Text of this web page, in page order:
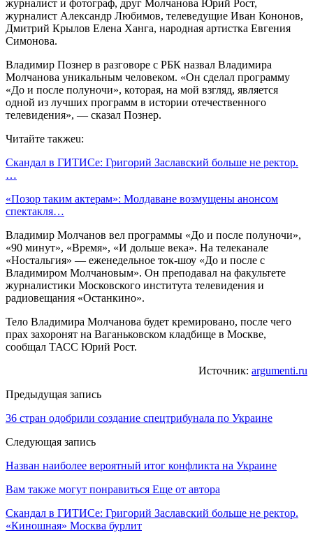
журналист и фотограф, друг Молчанова Юрий Рост,
журналист Александр Любимов, телеведущие Иван Кононов,
Дмитрий Крылов Елена Ханга, народная артистка Евгения
Симонова.
Владимир Познер в разговоре с РБК назвал Владимира
Молчанова уникальным человеком. «Он сделал программу
«До и после полуночи», которая, на мой взгляд, является
одной из лучших программ в истории отечественного
телевидения», — сказал Познер.
Читайте такжеu:
Скандал в ГИТИСе: Григорий Заславский больше не ректор.
…
«Позор таким актерам»: Молдаване возмущены анонсом
спектакля…
Владимир Молчанов вел программы «До и после полуночи»,
«90 минут», «Время», «И дольше века». На телеканале
«Ностальгия» — еженедельное ток-шоу «До и после с
Владимиром Молчановым». Он преподавал на факультете
журналистики Московского института телевидения и
радиовещания «Останкино».
Тело Владимира Молчанова будет кремировано, после чего
прах захоронят на Ваганьковском кладбище в Москве,
сообщал ТАСС Юрий Рост.
Источник: argumenti.ru
Предыдущая запись
36 стран одобрили создание спецтрибунала по Украине
Следующая запись
Назван наиболее вероятный итог конфликта на Украине
Вам также могут понравиться Еще от автора
Скандал в ГИТИСе: Григорий Заславский больше не ректор.
«Киношная» Москва бурлит